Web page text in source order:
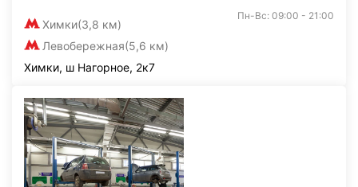
Химки(3,8 км)
Левобережная(5,6 км)
Пн-Вс: 09:00 - 21:00
Химки, ш Нагорное, 2к7